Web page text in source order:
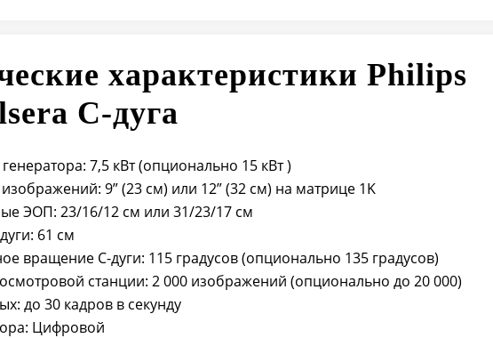
рентгеновского изображения) : Да
Ангиография: Да
характеристики Philips
С-дуга
7,5 кВт (опционально 15 кВт )
9” (23 см) или 12” (32 см) на матрице 1K
ЭОП: 23/16/12 см или 31/23/17 см
61 см
вращение С-дуги: 115 градусов (опционально 135 градусов)
станции: 2 000 изображений (опционально до 20 000)
до 30 кадров в секунду
Цифровой